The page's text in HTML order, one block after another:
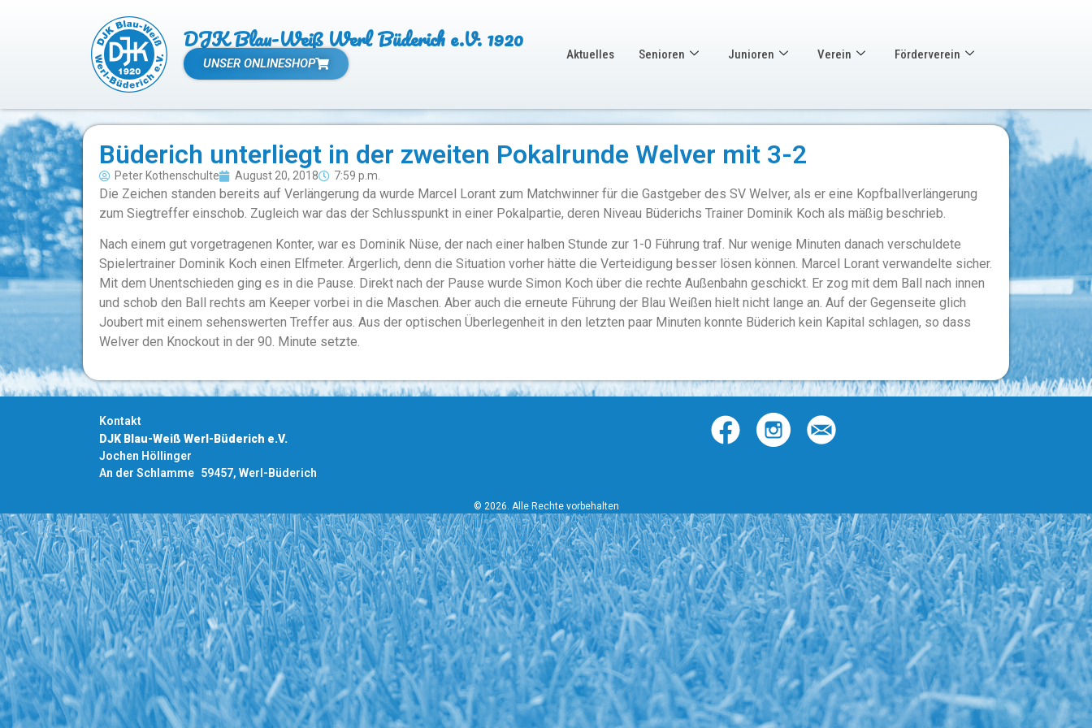
DJK Blau-Weiß Werl Büderich e.V. 1920
UNSER ONLINESHOP
Aktuelles Senioren Junioren Verein Förderverein
Büderich unterliegt in der zweiten Pokalrunde Welver mit 3-2
Peter Kothenschulte August 20, 2018 7:59 p.m.
Die Zeichen standen bereits auf Verlängerung da wurde Marcel Lorant zum Matchwinner für die Gastgeber des SV Welver, als er eine Kopfballverlängerung
zum Siegtreffer einschob. Zugleich war das der Schlusspunkt in einer Pokalpartie, deren Niveau Büderichs Trainer Dominik Koch als mäßig beschrieb.
Nach einem gut vorgetragenen Konter, war es Dominik Nüse, der nach einer halben Stunde zur 1-0 Führung traf. Nur wenige Minuten danach verschuldete
Spielertrainer Dominik Koch einen Elfmeter. Ärgerlich, denn die Situation vorher hätte die Verteidigung besser lösen können. Marcel Lorant verwandelte sicher.
Mit dem Unentschieden ging es in die Pause. Direkt nach der Pause wurde Simon Koch über die rechte Außenbahn geschickt. Er zog mit dem Ball nach innen
und schob den Ball rechts am Keeper vorbei in die Maschen. Aber auch die erneute Führung der Blau Weißen hielt nicht lange an. Auf der Gegenseite glich
Joubert mit einem sehenswerten Treffer aus. Aus der optischen Überlegenheit in den letzten paar Minuten konnte Büderich kein Kapital schlagen, so dass
Welver den Knockout in der 90. Minute setzte.
Kontakt
DJK Blau-Weiß Werl-Büderich e.V.
Jochen Höllinger
An der Schlamme 59457, Werl-Büderich
© 2026. Alle Rechte vorbehalten